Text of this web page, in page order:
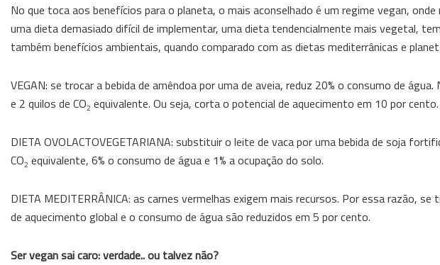
No que toca aos benefícios para o planeta, o mais aconselhado é um regime vegan,
uma dieta demasiado difícil de implementar, uma dieta tendencialmente mais vegetal,
também benefícios ambientais, quando comparado com as dietas mediterrânicas e
VEGAN: se trocar a bebida de amêndoa por uma de aveia, reduz 20% o consumo de
e 2 quilos de CO2 equivalente. Ou seja, corta o potencial de aquecimento em 10 por cento.
DIETA OVOLACTOVEGETARIANA: substituir o leite de vaca por uma bebida de soja
CO2 equivalente, 6% o consumo de água e 1% a ocupação do solo.
DIETA MEDITERRÂNICA: as carnes vermelhas exigem mais recursos. Por essa razão,
de aquecimento global e o consumo de água são reduzidos em 5 por cento.
Ser vegan sai caro: verdade.. ou talvez não?